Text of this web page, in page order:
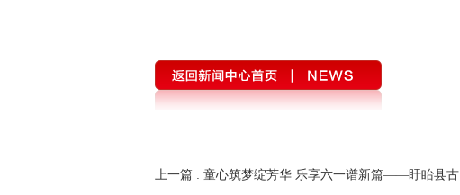
上一篇 : 童心筑梦绽芳华 乐享六一谱新篇——盱眙县古